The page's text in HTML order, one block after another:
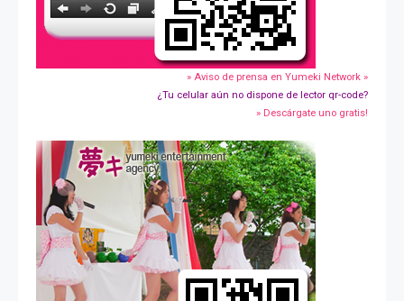
» Aviso de prensa en Yumeki Network »
¿Tu celular aún no dispone de lector qr-code?
» Descárgate uno gratis!